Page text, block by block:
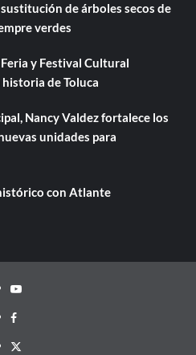
de árboles secos de
verdes
y Festival Cultural
de Toluca
Nancy Valdez fortalece los
unidades para
con Atlante
Youtube
Facebook
Twitter